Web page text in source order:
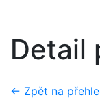
Detail
← Zpět na